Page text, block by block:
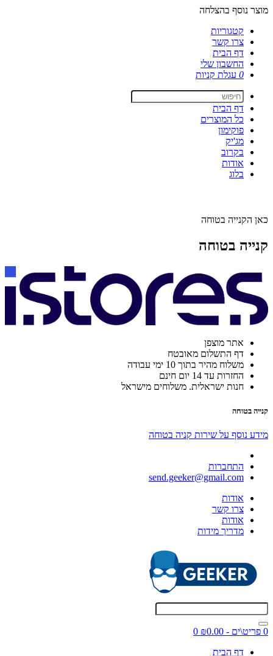
מוצר נוסף בהצלחה
קטגוריות
צרו קשר
דף הבית
החשבון שלי
0 עגלת קניות
דף הבית
כל המוצרים
פוקימון
מג'יק
בקרוב
אודות
בלוג
כאן הקנייה בטוחה
קנייה בטוחה
אתר מוצפן
דף התשלום מאובטח
משלוח מהיר בתוך 10 ימי עבודה
החזרות עד 14 יום חינם
חנות ישראלית. משלוחים מישראל
קנייה בטוחה
מידע נוסף על שירות קניה בטוחה
התחברות
send.geeker@gmail.com
אודות
צרו קשר
אודות
מדריך מידות
0 פריט\ים - ₪0.00
0
דף הבית